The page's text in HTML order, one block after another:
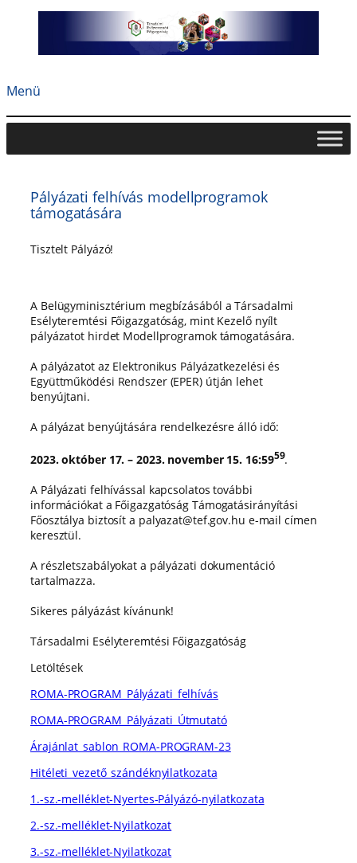
Menü
Pályázati felhívás modellprogramok
támogatására
Tisztelt Pályázó!
A Belügyminisztérium megbízásából a Társadalmi
Esélyteremtési Főigazgatóság, mint Kezelő nyílt
pályázatot hirdet Modellprogramok támogatására.
A pályázatot az Elektronikus Pályázatkezelési és
Együttműködési Rendszer (EPER) útján lehet
benyújtani.
A pályázat benyújtására rendelkezésre álló idő:
2023. október 17. – 2023. november 15. 16:5959.
A Pályázati felhívással kapcsolatos további
információkat a Főigazgatóság Támogatásirányítási
Főosztálya biztosít a palyazat@tef.gov.hu e-mail címen
keresztül.
A részletszabályokat a pályázati dokumentáció
tartalmazza.
Sikeres pályázást kívánunk!
Társadalmi Esélyteremtési Főigazgatóság
Letöltések
ROMA-PROGRAM_Pályázati_felhívás
ROMA-PROGRAM_Pályázati_Útmutató
Árajánlat_sablon_ROMA-PROGRAM-23
Hitéleti_vezető_szándéknyilatkozata
1.-sz.-melléklet-Nyertes-Pályázó-nyilatkozata
2.-sz.-melléklet-Nyilatkozat
3.-sz.-melléklet-Nyilatkozat